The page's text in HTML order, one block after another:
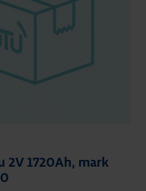
2V 1720Ah, mark